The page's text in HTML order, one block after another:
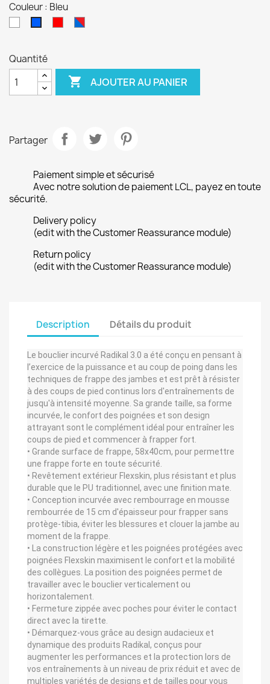
Couleur : Bleu
Rouge
Quantité
 AJOUTER AU PANIER
Partager
Paiement simple et sécurisé
Avec notre solution de paiement LCL, payez en toute
sécurité.
Delivery policy
(edit with the Customer Reassurance module)
Return policy
(edit with the Customer Reassurance module)
Description Détails du produit
Le bouclier incurvé Radikal 3.0 a été conçu en pensant à
l’exercice de la puissance et au coup de poing dans les
techniques de frappe des jambes et est prêt à résister
à des coups de pied continus lors d'entraînements de
jusqu'à intensité moyenne. Sa grande taille, sa forme
incurvée, le confort des poignées et son design
attrayant sont le complément idéal pour entraîner les
coups de pied et commencer à frapper fort.
• Grande surface de frappe, 58x40cm, pour permettre
une frappe forte en toute sécurité.
• Revêtement extérieur Flexskin, plus résistant et plus
durable que le PU traditionnel, avec une finition mate.
• Conception incurvée avec rembourrage en mousse
rembourrée de 15 cm d'épaisseur pour frapper sans
protège-tibia, éviter les blessures et clouer la jambe au
moment de la frappe.
• La construction légère et les poignées protégées avec
poignées Flexskin maximisent le confort et la mobilité
des collègues. La position des poignées permet de
travailler avec le bouclier verticalement ou
horizontalement.
• Fermeture zippée avec poches pour éviter le contact
direct avec la tirette.
• Démarquez-vous grâce au design audacieux et
dynamique des produits Radikal, conçus pour
augmenter les performances et la protection lors de
vos entraînements à un niveau de prix réduit et avec de
multiples variétés de designs et de tailles pour vous